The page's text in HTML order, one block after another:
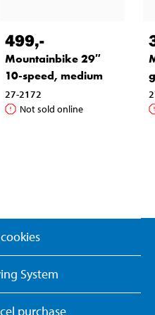
499,-
Mountainbike 29″
10-speed, medium
27-2172
Not sold online
System
purchase